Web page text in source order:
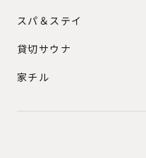
スパ＆ステイ
貸切サウナ
家チル